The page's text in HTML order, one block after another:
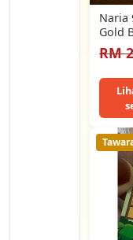
Naria
Gold
Ais
RM